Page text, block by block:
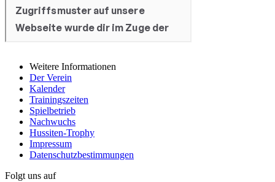
Weitere Informationen
Der Verein
Kalender
Trainingszeiten
Spielbetrieb
Nachwuchs
Hussiten-Trophy
Impressum
Datenschutzbestimmungen
Folgt uns auf